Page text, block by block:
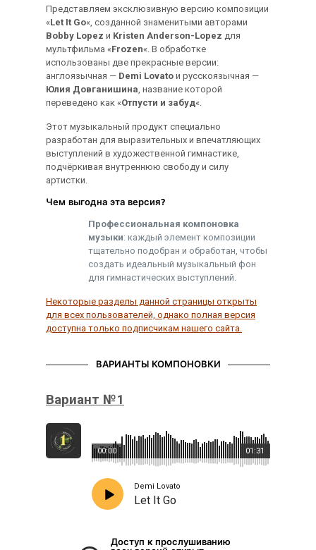
Представляем эксклюзивную версию композиции
«Let It Go«, созданной знаменитыми авторами
Bobby Lopez и Kristen Anderson-Lopez для
мультфильма «Frozen«. В обработке
использованы две прекрасные версии:
англоязычная — Demi Lovato и русскоязычная —
Юлия Довганишина, название которой
переведено как «Отпусти и забуд«.
Этот музыкальный продукт специально
разработан для выразительных и впечатляющих
выступлений в художественной гимнастике,
подчёркивая внутреннюю свободу и силу
артистки.
Чем выгодна эта версия?
Профессиональная компоновка
музыки: каждый элемент композиции
тщательно подобран и обработан, чтобы
создать идеальный музыкальный фон
для гимнастических выступлений.
Некоторые разделы данной страницы открыты
для всех пользователей, однако полная версия
доступна только подписчикам нашего сайта.
ВАРИАНТЫ КОМПОНОВКИ
Вариант №1
01:31
00:00
Demi Lovato
Let It Go
Доступ к прослушиванию